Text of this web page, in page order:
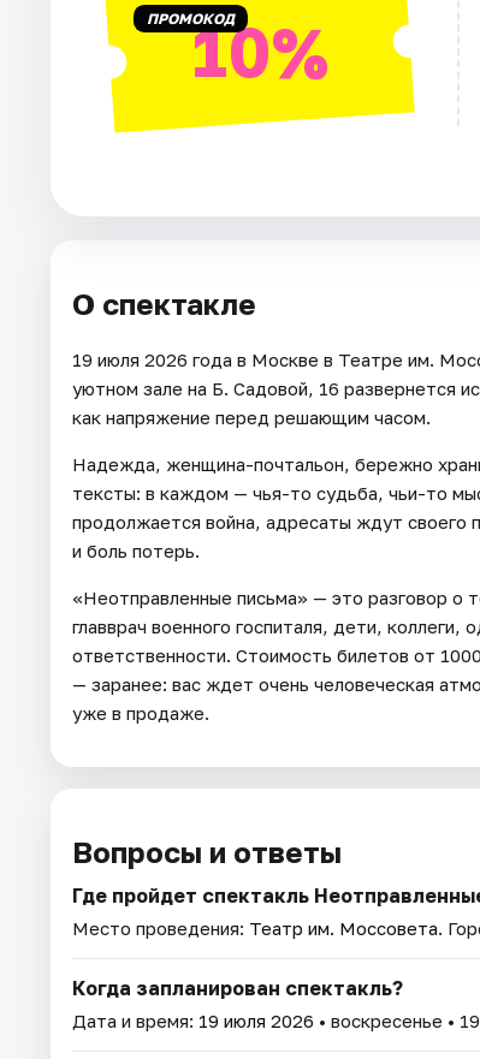
Рейтинги ПРОМОКОД10%
О спектакле
19 июля 2026 года в Москве в Театре им.
уютном зале на Б. Садовой, 16 развернется
как напряжение перед решающим часом.
Надежда, женщина-почтальон, бережно
тексты: в каждом — чья-то судьба, чьи-то
продолжается война, адресаты ждут своего
и боль потерь.
«Неотправленные письма» — это разговор о
главврач военного госпиталя, дети,
ответственности. Стоимость билетов от
— заранее: вас ждет очень человеческая
уже в продаже.
Вопросы и ответы
Где пройдет спектакль
Место проведения: Театр им. Моссовета.
Когда запланирован спектакль?
Дата и время: 19 июля 2026 • воскресенье •